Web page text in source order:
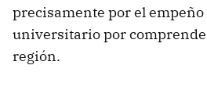
precisamente por el
universitario por
región.